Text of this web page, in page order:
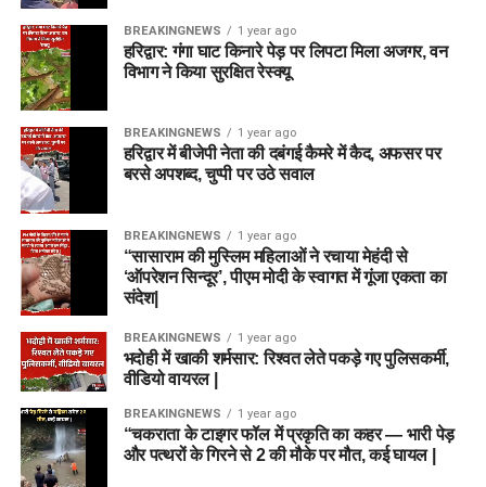
BREAKINGNEWS 1 year ago
हरिद्वार: गंगा घाट किनारे पेड़ पर लिपटा मिला अजगर, वन
विभाग ने किया सुरक्षित रेस्क्यू
BREAKINGNEWS 1 year ago
हरिद्वार में बीजेपी नेता की दबंगई कैमरे में कैद, अफसर पर
बरसे अपशब्द, चुप्पी पर उठे सवाल
BREAKINGNEWS 1 year ago
“सासाराम की मुस्लिम महिलाओं ने रचाया मेहंदी से
‘ऑपरेशन सिन्दूर’, पीएम मोदी के स्वागत में गूंजा एकता का
संदेश|
BREAKINGNEWS 1 year ago
भदोही में खाकी शर्मसार: रिश्वत लेते पकड़े गए पुलिसकर्मी,
वीडियो वायरल |
BREAKINGNEWS 1 year ago
“चकराता के टाइगर फॉल में प्रकृति का कहर — भारी पेड़
और पत्थरों के गिरने से 2 की मौके पर मौत, कई घायल |